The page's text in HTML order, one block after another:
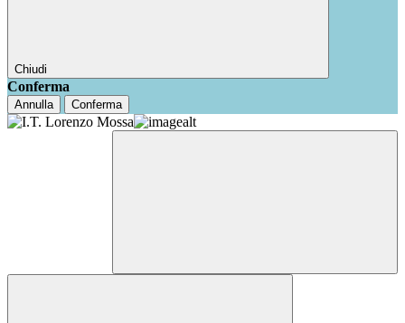
Chiudi
Conferma
Annulla Conferma